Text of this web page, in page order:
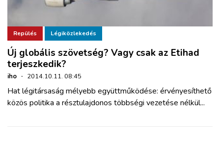
Repülés Légiközlekedés
Új globális szövetség? Vagy csak az Etihad
terjeszkedik?
iho · 2014.10.11. 08:45
Hat légitársaság mélyebb együttműködése: érvényesíthető
közös politika a résztulajdonos többségi vezetése nélkül...